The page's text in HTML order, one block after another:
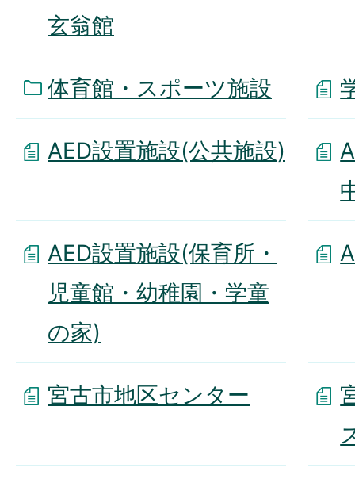
玄翁館
体育館・スポーツ施設
AED設置施設(公共施設)
AED設置施設(保育所・
児童館・幼稚園・学童
の家)
宮古市地区センター